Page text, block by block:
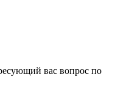
вас вопрос по